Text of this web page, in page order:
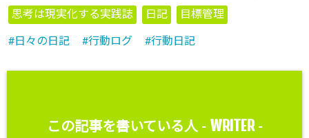
思考は現実化する実践誌 日記 目標管理
日々の日記 行動ログ 行動日記
この記事を書いている人 - WRITER-